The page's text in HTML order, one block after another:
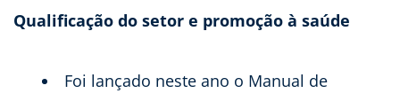
Qualificação do setor e promoção à saúde
Foi lançado neste ano o Manual de